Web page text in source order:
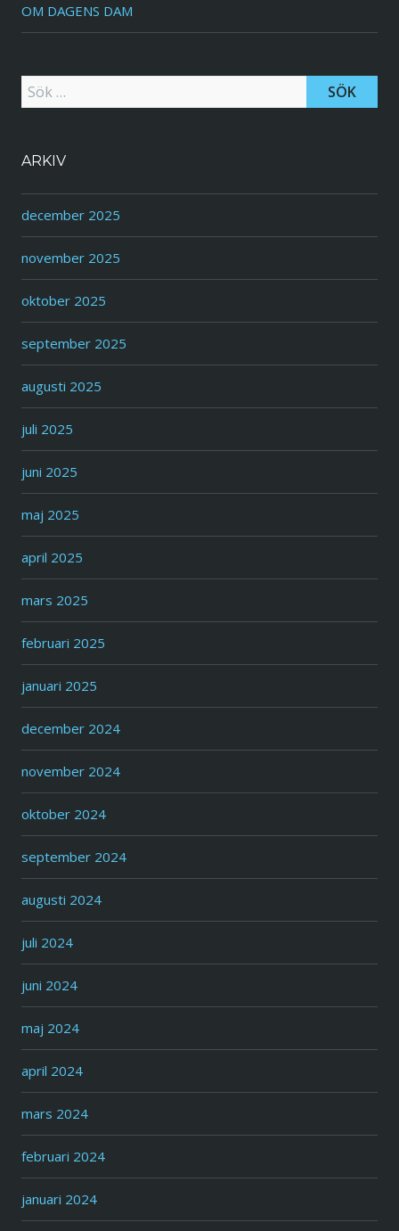
OM DAGENS DAM
Sök efter:
ARKIV
december 2025
november 2025
oktober 2025
september 2025
augusti 2025
juli 2025
juni 2025
maj 2025
april 2025
mars 2025
februari 2025
januari 2025
december 2024
november 2024
oktober 2024
september 2024
augusti 2024
juli 2024
juni 2024
maj 2024
april 2024
mars 2024
februari 2024
januari 2024